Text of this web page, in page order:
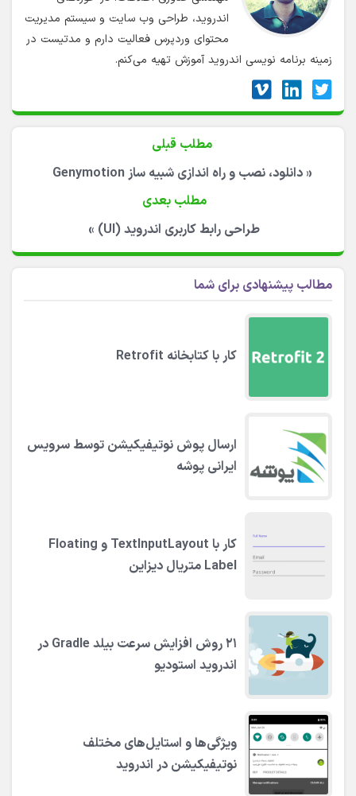
اندروید، طراحی وب سایت و سیستم مدیریت
محتوای وردپرس فعالیت دارم و مدتیست در
زمینه برنامه نویسی اندروید آموزش تهیه می‌کنم.
مطلب قبلی
«دانلود، نصب و راه اندازی شبیه ساز Genymotion
مطلب بعدی
طراحی رابط کاربری اندروید (UI)
»
مطالب پیشنهادی برای شما
کار با کتابخانه Retrofit
ارسال پوش نوتیفیکیشن توسط سرویس
ایرانی پوشه
کار با TextInputLayout و Floating
Label متریال دیزاین
۲۱ روش افزایش سرعت بیلد Gradle در
اندروید استودیو
ویژگی‌ها و استایل‌های مختلف
نوتیفیکیشن در اندروید